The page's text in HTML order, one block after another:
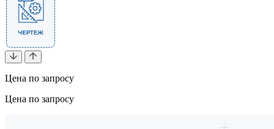
Цена по запросу
Цена по запросу